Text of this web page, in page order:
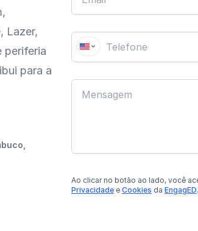
Lazer,
periferia
para a
Ao clicar no botão ao lado, você
Privacidade e Cookies da EngagED.